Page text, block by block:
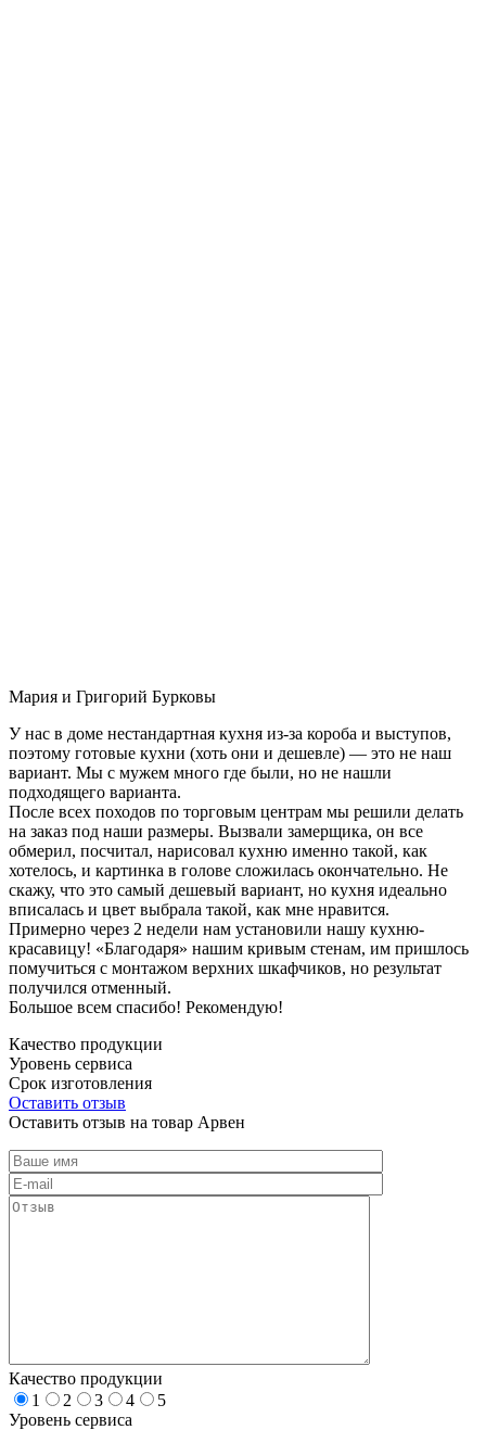
Мария и Григорий Бурковы
У нас в доме нестандартная кухня из-за короба и выступов,
поэтому готовые кухни (хоть они и дешевле) — это не наш
вариант. Мы с мужем много где были, но не нашли
подходящего варианта.
После всех походов по торговым центрам мы решили делать
на заказ под наши размеры. Вызвали замерщика, он все
обмерил, посчитал, нарисовал кухню именно такой, как
хотелось, и картинка в голове сложилась окончательно. Не
скажу, что это самый дешевый вариант, но кухня идеально
вписалась и цвет выбрала такой, как мне нравится.
Примерно через 2 недели нам установили нашу кухню-
красавицу! «Благодаря» нашим кривым стенам, им пришлось
помучиться с монтажом верхних шкафчиков, но результат
получился отменный.
Большое всем спасибо! Рекомендую!
Качество продукции
Уровень сервиса
Срок изготовления
Оставить отзыв
Оставить отзыв на товар Арвен
Качество продукции
1
2 3 4
5
Уровень сервиса